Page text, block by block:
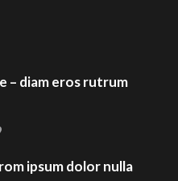
– diam eros rutrum
ipsum dolor nulla